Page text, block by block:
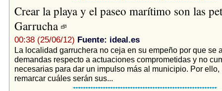
Crear la playa y el paseo marítimo son las
Garrucha
00:38 (25/06/12) Fuente: ideal.es
La localidad garruchera no ceja en su empeño por que se
demandas respecto a actuaciones comprometidas y no
necesarias para dar un impulso más al municipio. Por ello,
remarcar cuáles serán sus...